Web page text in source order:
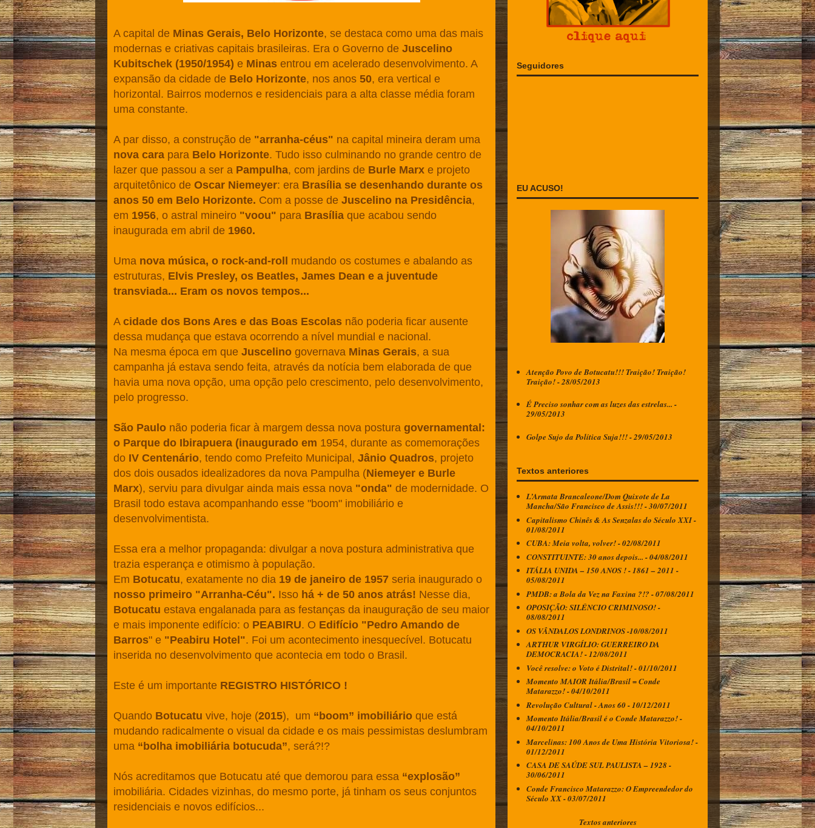
A capital de Minas Gerais, Belo Horizonte, se destaca como uma das mais
modernas e criativas capitais brasileiras. Era o Governo de Juscelino
Kubitschek (1950/1954) e Minas entrou em acelerado desenvolvimento. A
expansão da cidade de Belo Horizonte, nos anos 50, era vertical e
horizontal. Bairros modernos e residenciais para a alta classe média foram
uma constante.
A par disso, a construção de "arranha-céus" na capital mineira deram uma
nova cara para Belo Horizonte. Tudo isso culminando no grande centro de
lazer que passou a ser a Pampulha, com jardins de Burle Marx e projeto
arquitetônico de Oscar Niemeyer: era Brasília se desenhando durante os
anos 50 em Belo Horizonte. Com a posse de Juscelino na Presidência,
em 1956, o astral mineiro "voou" para Brasília que acabou sendo
inaugurada em abril de 1960.
Uma nova música, o rock-and-roll
mudando os costumes e abalando as
estruturas, Elvis Presley, os Beatles, James Dean e a juventude
transviada... Eram os novos tempos...
A cidade dos Bons Ares e das Boas Escolas não poderia ficar ausente
dessa mudança que estava ocorrendo a nível mundial e nacional.
Na mesma época em que Juscelino governava Minas Gerais, a sua
campanha já estava sendo feita, através da notícia bem elaborada de que
havia uma nova opção, uma opção pelo crescimento, pelo desenvolvimento,
pelo progresso.
São Paulo não poderia ficar à margem dessa nova postura governamental:
o Parque do Ibirapuera (inaugurado em 1954, durante as comemorações
do IV Centenário, tendo como Prefeito Municipal, Jânio Quadros, projeto
dos dois ousados idealizadores da nova Pampulha (Niemeyer e Burle
Marx), serviu para divulgar ainda mais essa nova "onda" de modernidade. O
Brasil todo estava acompanhando esse "boom" imobiliário e
desenvolvimentista.
Essa era a melhor propaganda: divulgar a nova postura administrativa que
trazia esperança e otimismo à população.
Em Botucatu, exatamente no dia 19 de janeiro de 1957 seria inaugurado o
nosso primeiro "Arranha-Céu". Isso há + de 50 anos atrás! Nesse dia,
Botucatu estava engalanada para as festanças da inauguração de seu maior
e mais imponente edifício: o PEABIRU. O Edifício "Pedro Amando de
Barros" e "Peabiru Hotel". Foi um acontecimento inesquecível. Botucatu
inserida no desenvolvimento que acontecia em todo o Brasil.
Este é um importante REGISTRO HISTÓRICO !
Quando Botucatu vive, hoje (2015), um “boom” imobiliário que está
mudando radicalmente o visual da cidade e os mais pessimistas deslumbram
uma “bolha imobiliária botucuda”, será?!?
Nós acreditamos que Botucatu até que demorou para essa “explosão”
imobiliária. Cidades vizinhas, do mesmo porte, já tinham os seus conjuntos
residenciais e novos edifícios...
Seguidores
EU ACUSO!
Atenção Povo de Botucatu!!! Traição! Traição!
Traição! - 28/05/2013
É Preciso sonhar com as luzes das estrelas... -
29/05/2013
Golpe Sujo da Política Suja!!! - 29/05/2013
Textos anteriores
L’Armata Brancaleone/Dom Quixote de La
Mancha/São Francisco de Assis!!! - 30/07/2011
Capitalismo Chinês & As Senzalas do Século XXI -
01/08/2011
CUBA: Meia volta, volver! - 02/08/2011
CONSTITUINTE: 30 anos depois... - 04/08/2011
ITÁLIA UNIDA – 150 ANOS ! - 1861 – 2011 -
05/08/2011
PMDB: a Bola da Vez na Faxina ?!? - 07/08/2011
OPOSIÇÃO: SILÊNCIO CRIMINOSO! -
08/08/2011
OS VÂNDALOS LONDRINOS -10/08/2011
ARTHUR VIRGÍLIO: GUERREIRO DA
DEMOCRACIA! - 12/08/2011
Você resolve: o Voto é Distrital! - 01/10/2011
Momento MAIOR Itália/Brasil = Conde
Matarazzo! - 04/10/2011
Revolução Cultural - Anos 60 - 10/12/2011
Momento Itália/Brasil é o Conde Matarazzo! -
04/10/2011
Marcelinas: 100 Anos de Uma História Vitoriosa! -
01/12/2011
CASA DE SAÚDE SUL PAULISTA – 1928 -
30/06/2011
Conde Francisco Matarazzo: O Empreendedor do
Século XX - 03/07/2011
Textos anteriores